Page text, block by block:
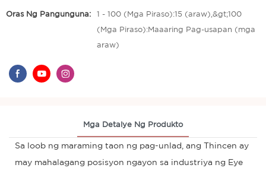
Oras Ng Pangunguna: 1 - 100 (Mga Piraso):15 (araw),&gt;100
(Mga Piraso):Maaaring Pag-usapan (mga
araw)
Mga Detalye Ng Produkto
Sa loob ng maraming taon ng pag-unlad, ang Thincen ay
may mahalagang posisyon ngayon sa industriya ng Eye